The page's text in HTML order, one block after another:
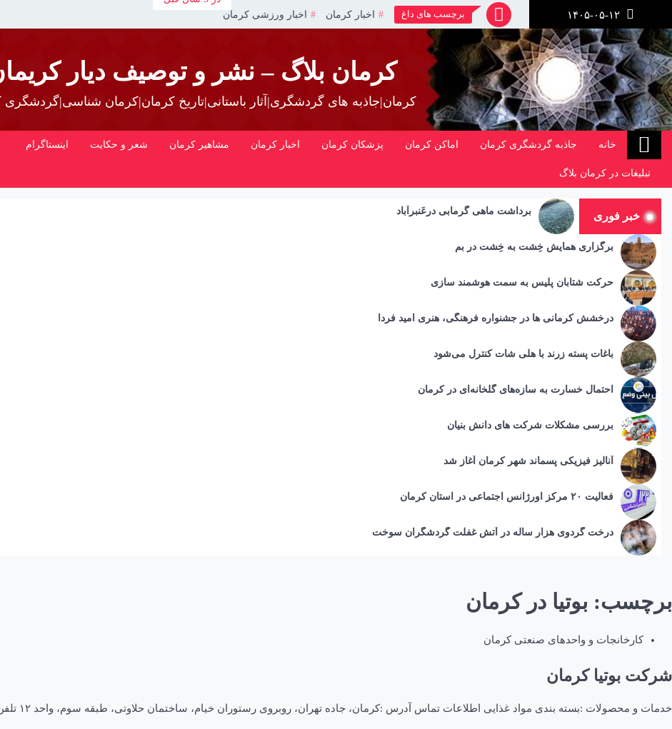
محتوا
برچسب های داغ اخبار کرمان اخبار ورزشی کرمان
کرمان بلاگ – نشر و توصیف دیار
کرمان|جاذبه های گردشگری|آثار باستانی|تاریخ کرمان|کرمان شناسی|گردشگری
خانه جاذبه گردشگری کرمان اماکن کرمان پزشکان کرمان اخبار کرمان مشاهیر کرمان شعر و حکایت اینستاگرام
تبلیغات در کرمان بلاگ
خبر فوری برداشت ماهی گرمابی درعَنبرآباد
برگزاری همایش خِشت به خِشت در بم
حرکت شتابان پلیس به سمت هوشمند سازی
درخشش کرمانی ها در جشنواره فرهنگی، هنری امید فردا
باغات پسته زرند با هلی شات کنترل می‌شود
احتمال خسارت به ساز‌ه‌های گلخانه‌ای در کرمان
بررسی مشکلات شرکت های دانش بنیان
آنالیز فیزیکی پسماند شهر کرمان آغاز شد
فعالیت ۲۰ مرکز اورژانس اجتماعی در استان کرمان
درخت گردوی هزار ساله در آتش غفلت گردشگران سوخت
برچسب: بوتیا در کرمان
کارخانجات و واحدهای صنعتی کرمان
شرکت بوتیا کرمان
خدمات و محصولات :بسته بندی مواد غذایی اطلاعات تماس آدرس :کرمان، جاده تهران، روبروی رستوران خیام، ساختمان حلاوتی، طبقه سوم، واحد ۱۲ تلفن :۰۳۴-۳۲۴۷۴۰۰۹